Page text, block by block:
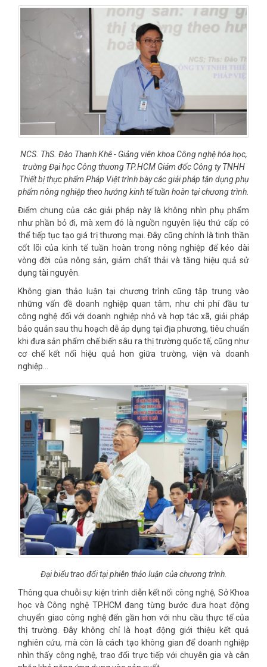
NCS. ThS. Đào Thanh Khê - Giảng viên khoa Công nghệ hóa học,
trường Đại học Công thương TP.HCM Giám đốc Công ty TNHH
Thiết bị thực phẩm Pháp Việt trình bày các giải pháp tận dụng phụ
phẩm nông nghiệp theo hướng kinh tế tuần hoàn tại chương trình.
Điểm chung của các giải pháp này là không nhìn phụ phẩm
như phần bỏ đi, mà xem đó là nguồn nguyên liệu thứ cấp có
thể tiếp tục tạo giá trị thương mại. Đây cũng chính là tinh thần
cốt lõi của kinh tế tuần hoàn trong nông nghiệp để kéo dài
vòng đời của nông sản, giảm chất thải và tăng hiệu quả sử
dụng tài nguyên.
Không gian thảo luận tại chương trình cũng tập trung vào
những vấn đề doanh nghiệp quan tâm, như chi phí đầu tư
công nghệ đối với doanh nghiệp nhỏ và hợp tác xã, giải pháp
bảo quản sau thu hoạch dễ áp dụng tại địa phương, tiêu chuẩn
khi đưa sản phẩm chế biến sâu ra thị trường quốc tế, cũng như
cơ chế kết nối hiệu quả hơn giữa trường, viện và doanh
nghiệp…
Đại biểu trao đổi tại phiên thảo luận của chương trình.
Thông qua chuỗi sự kiện trình diễn kết nối công nghệ, Sở Khoa
học và Công nghệ TP.HCM đang từng bước đưa hoạt động
chuyển giao công nghệ đến gần hơn với nhu cầu thực tế của
thị trường. Đây không chỉ là hoạt động giới thiệu kết quả
nghiên cứu, mà còn là cách tạo không gian để doanh nghiệp
nhìn thấy công nghệ, trao đổi trực tiếp với chuyên gia và cân